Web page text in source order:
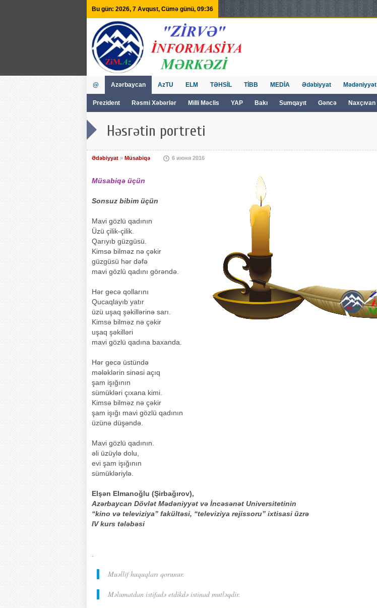
Bu gün: 2026, 7 Avqust, Cümə günü, 09:36
@ Azərbaycan
Prezident Rəsmi Xəbərlər Milli Məclis YAP Bakı Sumqayıt Gəncə Naxçıvan
AzTU ELM TƏHSİL TİBB MEDİA Ədəbiyyat Mədəniyyət
Həsrətin portreti
Ədəbiyyat » Müsabiqə 6 июня 2016
Müsabiqə üçün
Sonsuz bibim üçün
Mavi gözlü qadının
Üzü çilik-çilik.
Qarıyıb güzgüsü.
Kimsə bilməz nə çəkir
güzgüsü hər dəfə
mavi gözlü qadını görəndə.
Hər gecə qollarını
Qucaqlayıb yatır
üzü uşaq şəkillərinə sarı.
Kimsə bilməz nə çəkir
uşaq şəkilləri
mavi gözlü qadına baxanda.
Hər gecə üstündə
mələklərin sinəsi açıq
şam işığının
sümükləri çıxana kimi.
Kimsə bilməz nə çəkir
şam işığı mavi gözlü qadının
üzünə düşəndə.
Mavi gözlü qadının.
əli üzüylə dolu,
evi şam işığının
sümükləriylə.
Elşən Elmanoğlu (Şirbağırov),
Azərbaycan Dövlət Mədəniyyət və İncəsənət Universitetinin
“kino və televiziya” fakültəsi, “televiziya rejissoru” ixtisasi üzrə
IV kurs tələbəsi
Muəllif huquqları qorunur.
Məlumatdan istifadə etdikdə istinad mutləqdir.